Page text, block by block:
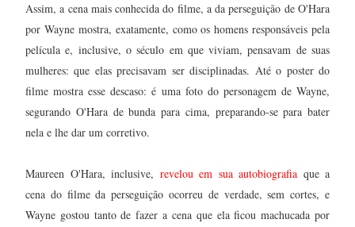
Assim, a cena mais conhecida do filme, a da perseguição de O'Hara
por Wayne mostra, exatamente, como os homens responsáveis pela
película e, inclusive, o século em que viviam, pensavam de suas
mulheres: que elas precisavam ser disciplinadas. Até o poster do
filme mostra esse descaso: é uma foto do personagem de Wayne,
segurando O'Hara de bunda para cima, preparando-se para bater
nela e lhe dar um corretivo.
Maureen O'Hara, inclusive, revelou em sua autobiografia que a
cena do filme da perseguição ocorreu de verdade, sem cortes, e
Wayne gostou tanto de fazer a cena que ela ficou machucada por